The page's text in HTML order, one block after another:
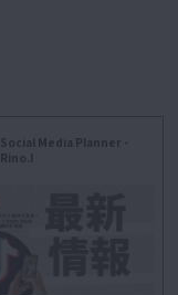
Social Media Planner -
Rino.I